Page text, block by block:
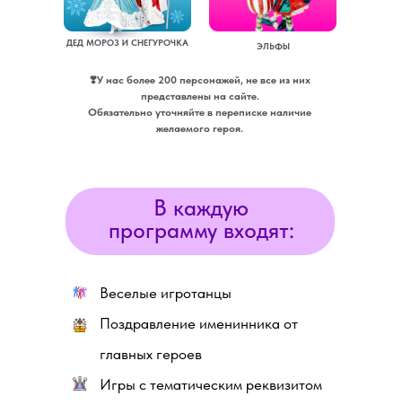
❣️У нас более 200 персонажей, не все из них
представлены на сайте.
Обязательно уточняйте в переписке наличие
желаемого героя.
ЭЛЬФЫ
ДЕД МОРОЗ И СНЕГУРОЧКА
Веселые игротанцы
Поздравление именинника от
главных героев
Игры с тематическим реквизитом
В каждую
программу входят: